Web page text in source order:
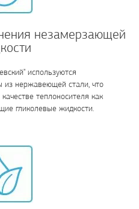
незамерзающей
используются
из нержавеющей стали, что
теплоносителя как
гликолевые жидкости.